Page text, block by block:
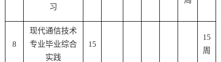
习
8
现代通信技术
专业毕业综合
实践
15
15
周